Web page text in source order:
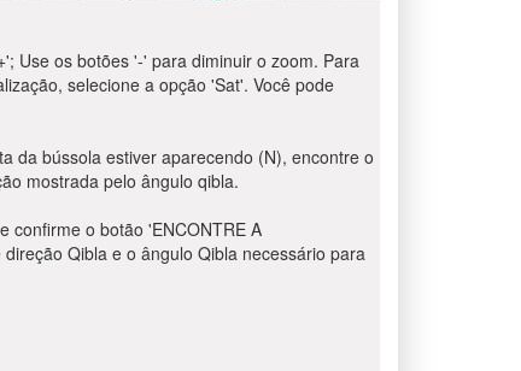
Use os botões '-' para diminuir o zoom. Para
selecione a opção 'Sat'. Você pode
da bússola estiver aparecendo (N), encontre o
mostrada pelo ângulo qibla.
confirme o botão 'ENCONTRE A
Qibla e o ângulo Qibla necessário para